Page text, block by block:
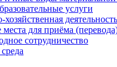
услуги
деятельность
для приёма
сотрудничество